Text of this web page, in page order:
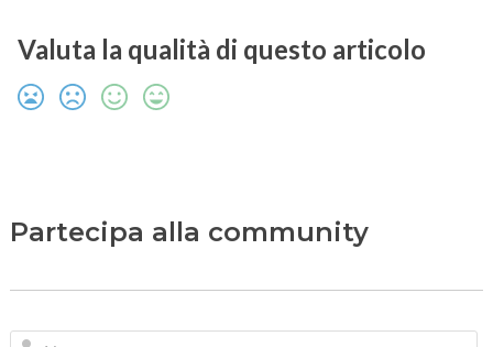
Valuta la qualità di questo articolo
Partecipa alla community